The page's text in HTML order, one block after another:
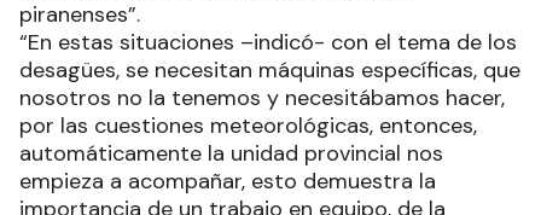
piranenses”.
“En estas situaciones –indicó- con el tema de los
desagües, se necesitan máquinas específicas, que
nosotros no la tenemos y necesitábamos hacer,
por las cuestiones meteorológicas, entonces,
automáticamente la unidad provincial nos
empieza a acompañar, esto demuestra la
importancia de un trabajo en equipo, de la